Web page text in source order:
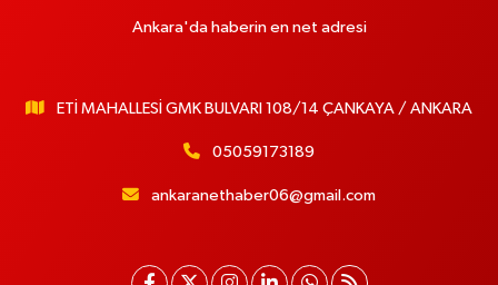
Ankara'da haberin en net adresi
ETİ MAHALLESİ GMK BULVARI 108/14 ÇANKAYA / ANKARA
05059173189
ankaranethaber06@gmail.com